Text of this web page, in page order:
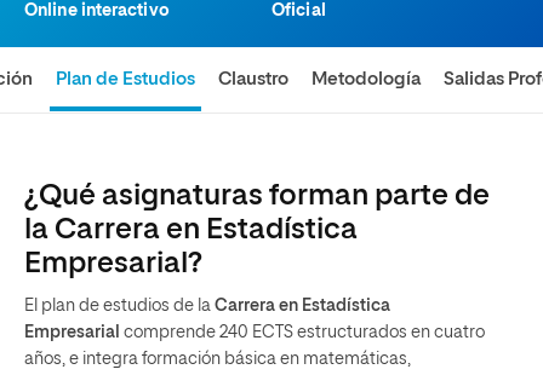
Online interactivo
Oficial
Plan de Estudios Claustro Metodología Salidas
¿Qué asignaturas forman parte de
la Carrera en Estadística
Empresarial?
El plan de estudios de la Carrera en Estadística
Empresarial comprende 240 ECTS estructurados en cuatro
años, e integra formación básica en matemáticas,